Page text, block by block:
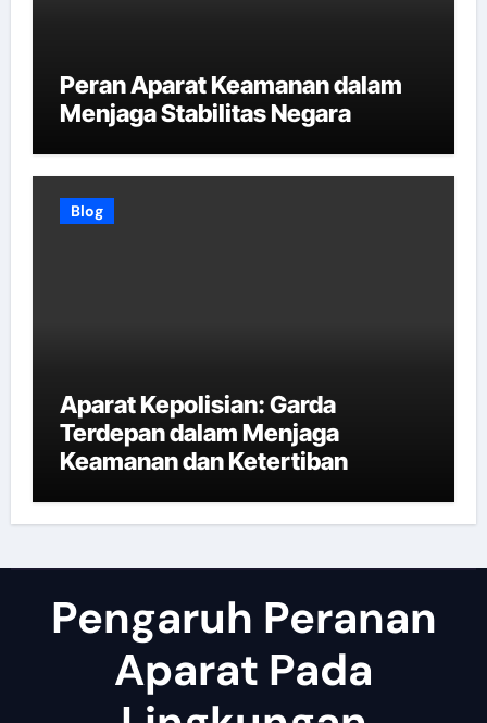
Peran Aparat Keamanan dalam
Menjaga Stabilitas Negara
Blog
Aparat Kepolisian: Garda
Terdepan dalam Menjaga
Keamanan dan Ketertiban
Pengaruh Peranan
Aparat Pada